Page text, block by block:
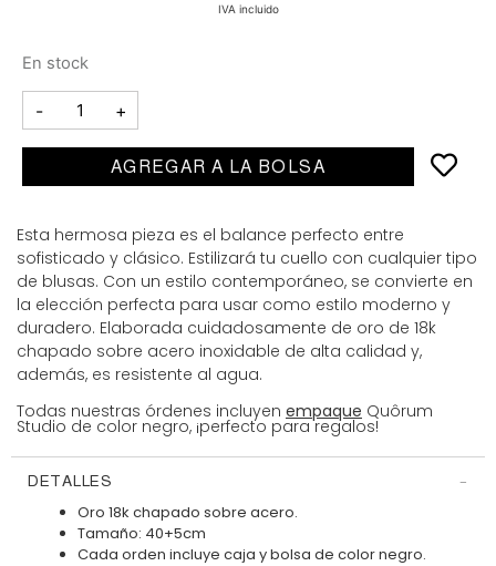
IVA incluido
En stock
- +
AGREGAR A LA BOLSA
Esta hermosa pieza es el balance perfecto entre
sofisticado y clásico. Estilizará tu cuello con cualquier tipo
de blusas. Con un estilo contemporáneo, se convierte en
la elección perfecta para usar como estilo moderno y
duradero. Elaborada cuidadosamente de oro de 18k
chapado sobre acero inoxidable de alta calidad y,
además, es resistente al agua.
Todas nuestras órdenes incluyen empaque Quôrum
Studio de color negro, ¡perfecto para regalos!
DETALLES
Oro 18k chapado sobre acero.
Tamaño: 40+5cm
Cada orden incluye caja y bolsa de color negro.